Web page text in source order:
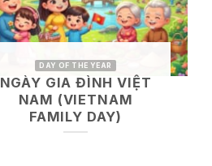
DAY OF THE YEAR
NGÀY GIA ĐÌNH VIỆT
NAM (VIETNAM
FAMILY DAY)